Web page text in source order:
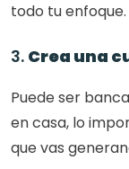
todo tu
3. Crea una
Puede ser
en casa, lo
que vas